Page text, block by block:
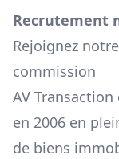
Recrutement
Rejoignez
commission
AV Transaction
en 2006 en
de biens